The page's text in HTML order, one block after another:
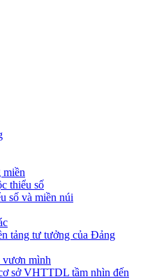
miền
thiểu số
số và miền núi
tảng tư tưởng của Đảng
mình
sở VHTTDL tầm nhìn đến